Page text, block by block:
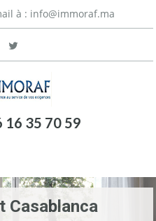
à : info@immoraf.ma
16 35 70 59
Casablanca